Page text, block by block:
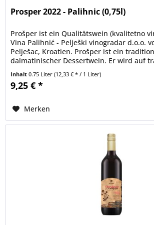
Prosper 2022 - Palihnic (0,75l)
Prošper ist ein Qualitätswein (kvalitetno
Vina Palihnić - Pelješki vinogradar d.o.o.
Pelješac, Kroatien. Prošper ist ein
dalmatinischer Dessertwein. Er wird auf
Inhalt0.75 Liter(12,33 € * / 1 Liter)
9,25 € *
Merken